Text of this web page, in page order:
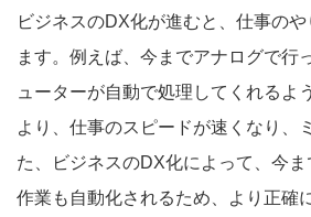
ビジネスのDX化が進むと、仕事の
ます。例えば、今までアナログで行
ューターが自動で処理してくれるよ
より、仕事のスピードが速くなり、
た、ビジネスのDX化によって、今
作業も自動化されるため、より正確